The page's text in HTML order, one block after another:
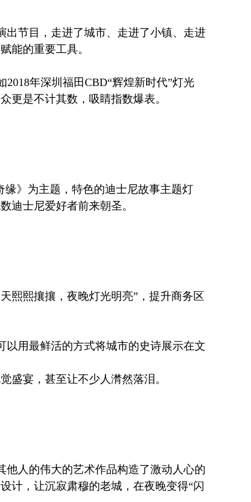
出节目，走进了城市、走进了小镇、走进
能的重要工具。
年深圳福田CBD“辉煌新时代”灯光
更是不计其数，吸睛指数爆表。
缘》为主题，特色的迪士尼故事主题灯
迪士尼爱好者前来朝圣。
熙熙攘攘，夜晚灯光明亮”，提升商务区
用最鲜活的方式将城市的史诗展示在文
盛宴，甚至让不少人潸然落泪。
他人的伟大的艺术作品构造了激动人心的
计，让沉寂肃穆的老城，在夜晚变得“闪